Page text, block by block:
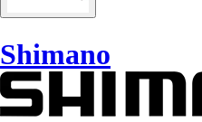
Shimano